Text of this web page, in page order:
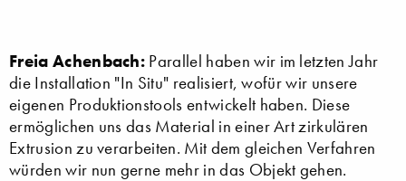
Freia Achenbach: Parallel haben wir im letzten Jahr
die Installation "In Situ" realisiert, wofür wir unsere
eigenen Produktionstools entwickelt haben. Diese
ermöglichen uns das Material in einer Art zirkulären
Extrusion zu verarbeiten. Mit dem gleichen Verfahren
würden wir nun gerne mehr in das Objekt gehen.